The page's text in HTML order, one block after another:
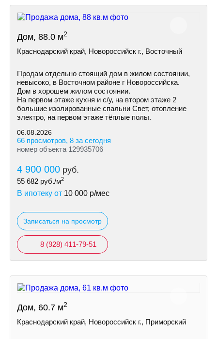
Дом, 88.0 м2
Краснодарский край, Новороссийск г., Восточный
Продам отдельно стоящий дом в жилом состоянии,
невысоко, в Восточном районе г Новороссийска.
Дом в хорошем жилом состоянии.
На первом этаже кухня и с/у, на втором этаже 2
большие изолированные спальни Свет, отопление
электро, на первом этаже тёплые полы.
06.08.2026
66 просмотров, 8 за сегодня
номер объекта 129935706
4 900 000 руб.
55 682 руб./м2
В ипотеку от 10 000 р/мес
Записаться на просмотр
8 (928) 411-79-51
Дом, 60.7 м2
Краснодарский край, Новороссийск г., Приморский